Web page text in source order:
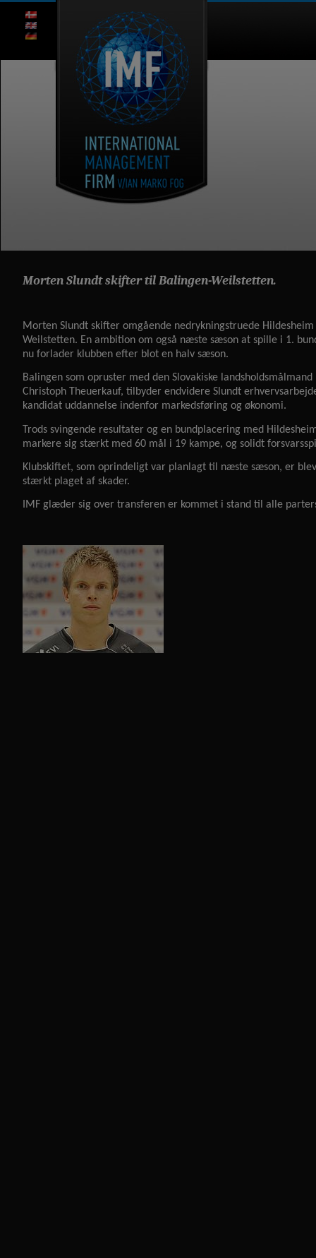
Morten Slundt skifter til Balingen-Weilstetten.
Morten Slundt skifter omgående nedrykningstruede
Weilstetten. En ambition om også næste sæson at spille i 1.
nu forlader klubben efter blot en halv sæson.
Balingen som opruster med den Slovakiske
Christoph Theuerkauf, tilbyder endvidere Slundt
kandidat uddannelse indenfor markedsføring og økonomi.
Trods svingende resultater og en bundplacering med
markere sig stærkt med 60 mål i 19 kampe, og solidt
Klubskiftet, som oprindeligt var planlagt til næste sæson, er
stærkt plaget af skader.
IMF glæder sig over transferen er kommet i stand til alle